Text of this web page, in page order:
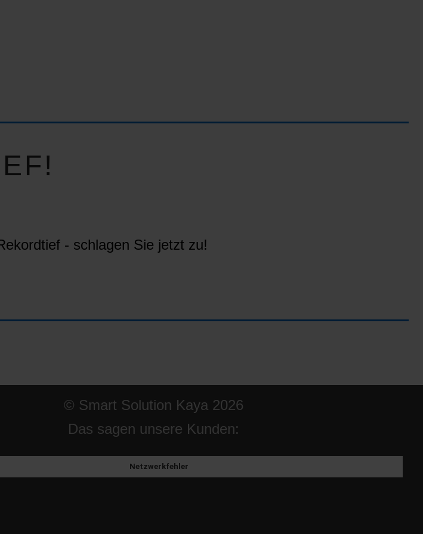
- schlagen Sie jetzt zu!
© Smart Solution Kaya 2026
Das sagen unsere Kunden:
Netzwerkfehler